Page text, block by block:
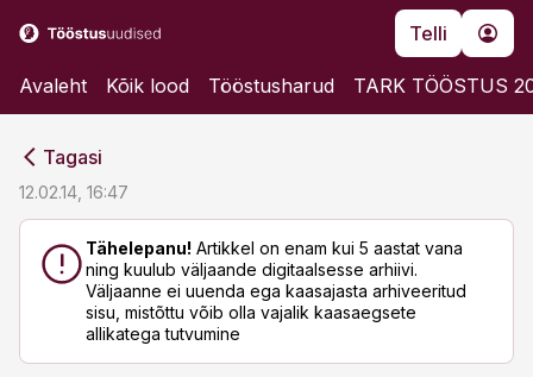
Telli
Avaleht Kõik lood Tööstusharud TARK TÖÖSTUS
Tagasi
12.02.14, 16:47
Tähelepanu! Artikkel on enam kui 5 aastat vana
ning kuulub väljaande digitaalsesse arhiivi.
Väljaanne ei uuenda ega kaasajasta arhiveeritud
sisu, mistõttu võib olla vajalik kaasaegsete
allikatega tutvumine